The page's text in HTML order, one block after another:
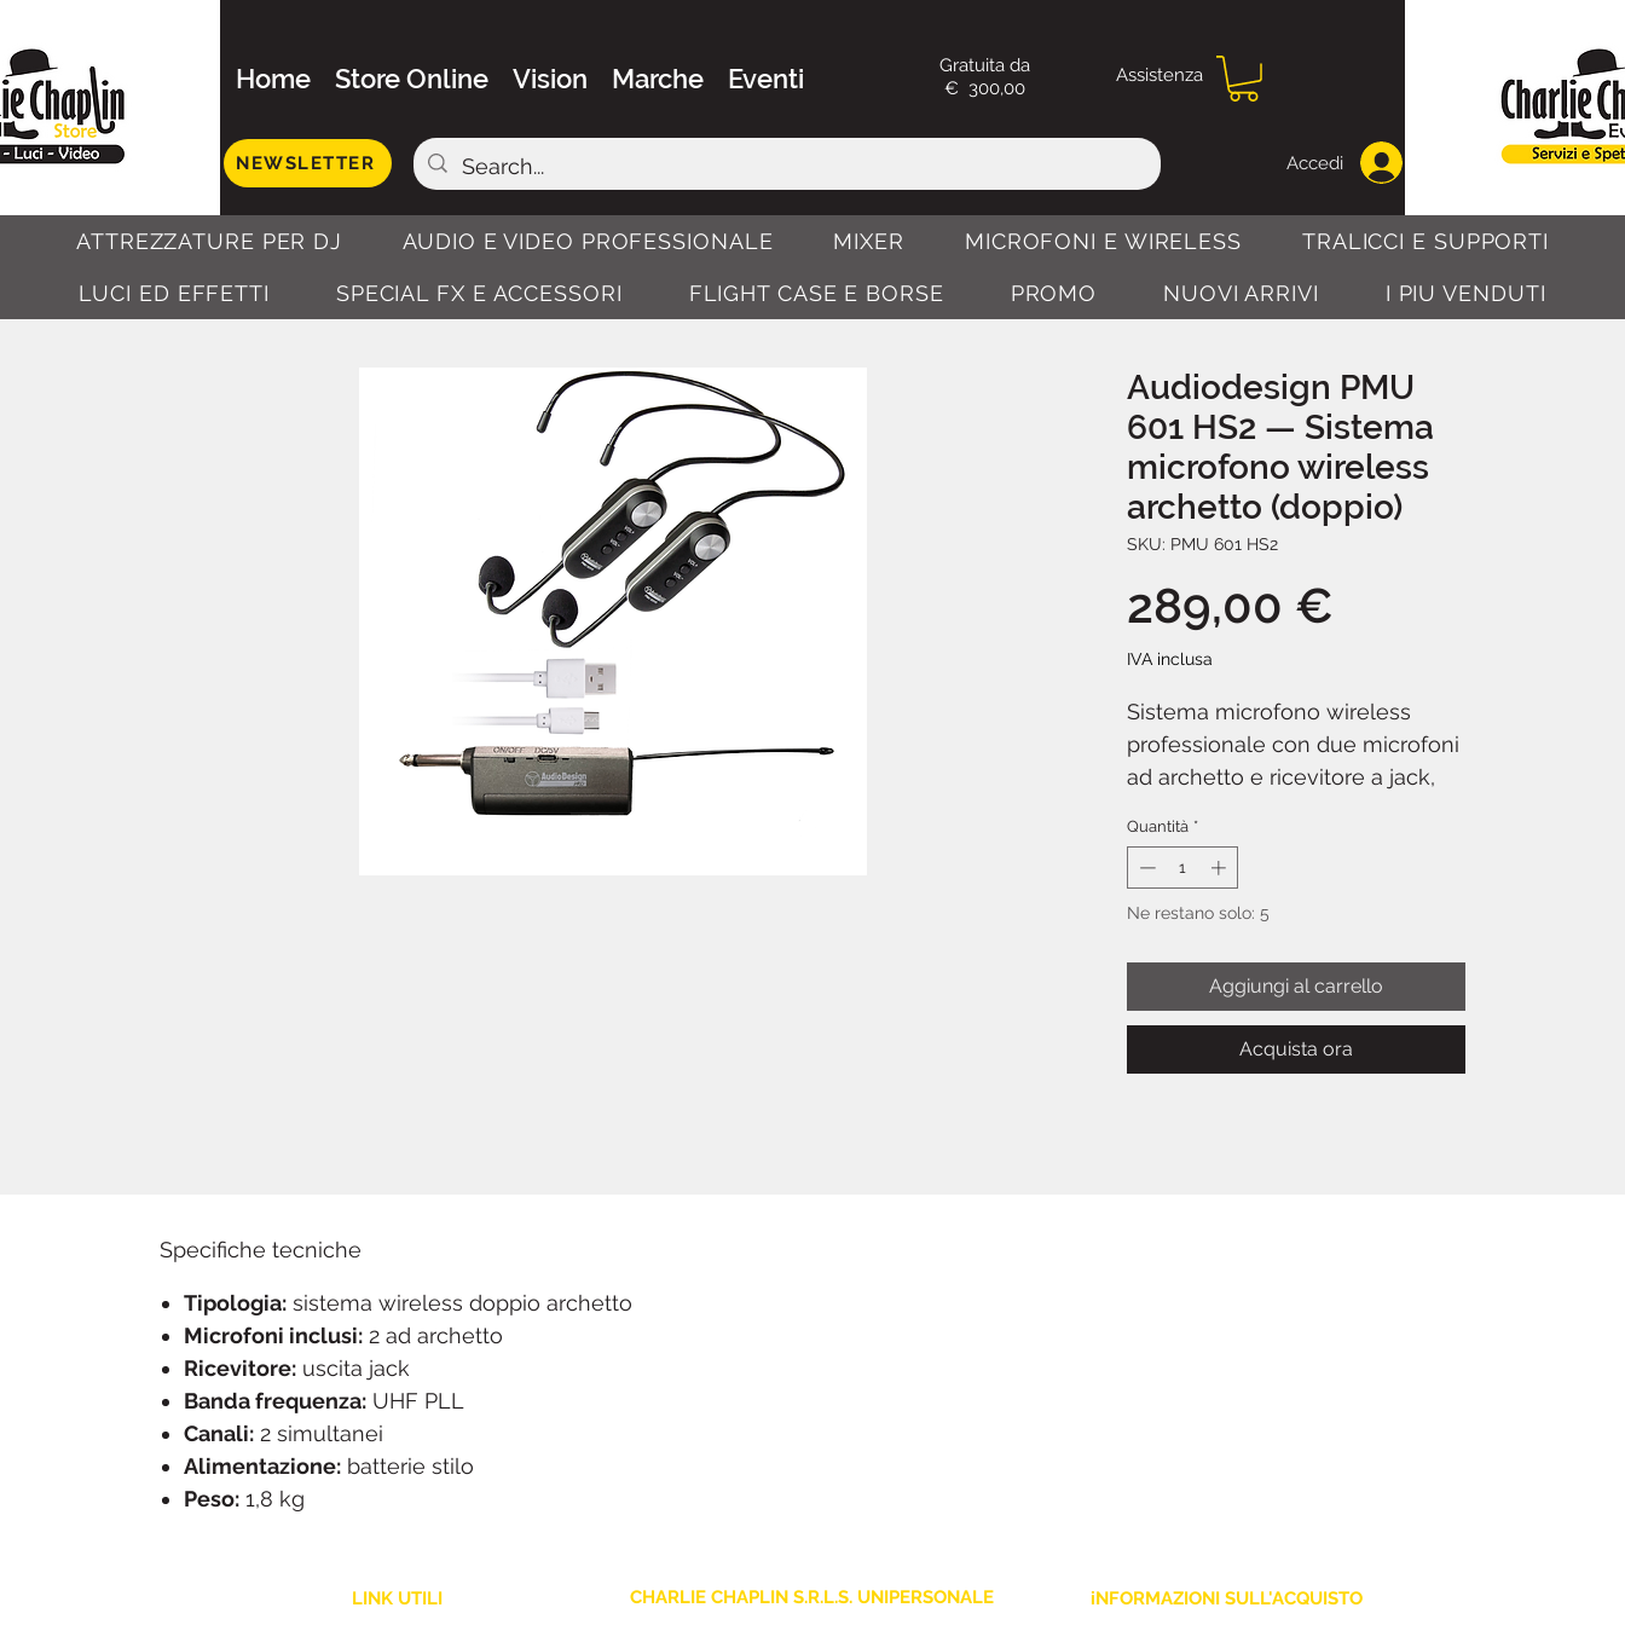
Home Store Online Vision Marche Eventi
Gratuita da
€ 300,00
Assistenza
NEWSLETTER Accedi
ATTREZZATURE PER DJ AUDIO E VIDEO PROFESSIONALE MIXER MICROFONI E WIRELESS TRALICCI E SUPPORTI
LUCI ED EFFETTI SPECIAL FX E ACCESSORI FLIGHT CASE E BORSE PROMO NUOVI ARRIVI I PIU VENDUTI
Audiodesign PMU
601 HS2 — Sistema
microfono wireless
archetto (doppio)
SKU: PMU 601 HS2
289,00 €
IVA inclusa
Sistema microfono wireless
professionale con due microfoni
ad archetto e ricevitore a jack,
fitness e performance live che
richiedono libertà di movimento.
Audiodesign PMU 601 HS2
tecnologia PLL per stabilità del
segnale e assenza di
interferenze. I due microfoni
archetto offrono qualità audio
Quantità *
Ne restano solo: 5
Aggiungi al carrello
Acquista ora
Specifiche tecniche
Tipologia: sistema wireless doppio archetto
Microfoni inclusi: 2 ad archetto
Ricevitore: uscita jack
Banda frequenza: UHF PLL
Canali: 2 simultanei
Alimentazione: batterie stilo
Peso: 1,8 kg
LINK UTILI CHARLIE CHAPLIN S.R.L.S. UNIPERSONALE iNFORMAZIONI SULL'ACQUISTO